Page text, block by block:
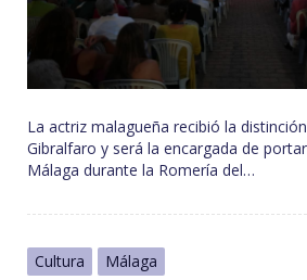
La actriz malagueña recibió la
Gibralfaro y será la encargada de
Málaga durante la Romería del…
Cultura Málaga